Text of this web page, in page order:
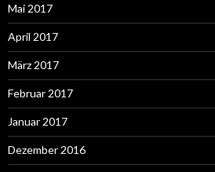
Mai 2017
April 2017
März 2017
Februar 2017
Januar 2017
Dezember 2016